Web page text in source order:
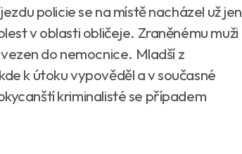
policie se na místě nacházel už jen
v oblasti obličeje. Zraněnému muži
do nemocnice. Mladší z
k útoku vypověděl a v současné
kriminalisté se případem